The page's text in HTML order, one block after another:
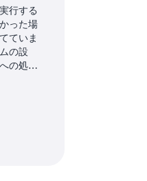
行する
った場
ていま
の設
の処理